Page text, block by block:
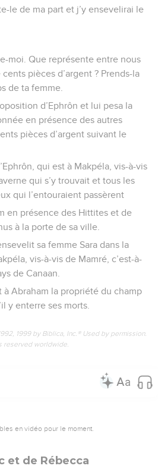
le de ma part et j’y ensevelirai le
moi. Que représente entre nous
pièces d’argent ? Prends-la
de ta femme.
d’Ephrôn et lui pesa la
en présence des autres
pièces d’argent suivant le
qui est à Makpéla, vis-à-vis
qui s’y trouvait et tous les
qui l’entouraient passèrent
en présence des Hittites et de
à la porte de sa ville.
sa femme Sara dans la
vis-à-vis de Mamré, c’est-à-
de Canaan.
à Abraham la propriété du champ
y enterre ses morts.
1999 by Biblica, Inc.® Used by permission.
reserved worldwide.
en vidéo pour le moment.
et de Rébecca